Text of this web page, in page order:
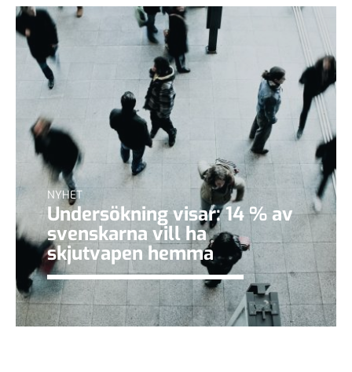
NYHET
Undersökning visar: 14 % av
svenskarna vill ha
skjutvapen hemma